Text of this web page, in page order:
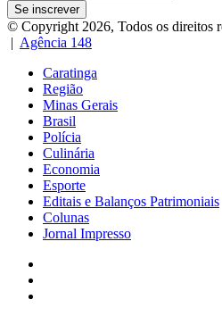
o
seu
endereço
de
email
© Copyright 2026, Todos os direitos
| Agência 148
Caratinga
Região
Minas Gerais
Brasil
Polícia
Culinária
Economia
Esporte
Editais e Balanços Patrimoniais
Colunas
Jornal Impresso